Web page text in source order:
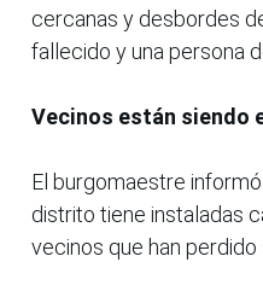
cercanas y desbordes
fallecido y una persona
Vecinos están siendo
El burgomaestre
distrito tiene instaladas
vecinos que han perdido